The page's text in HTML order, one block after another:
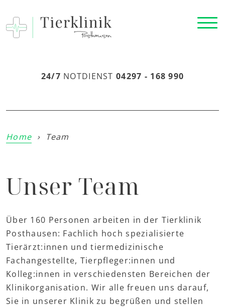
24/7 NOTDIENST 04297 - 168 990
Home › Team
Unser Team
Über 160 Personen arbeiten in der Tierklinik
Posthausen: Fachlich hoch spezialisierte
Tierärzt:innen und tiermedizinische
Fachangestellte, Tierpfleger:innen und
Kolleg:innen in verschiedensten Bereichen der
Klinikorganisation. Wir alle freuen uns darauf,
Sie in unserer Klinik zu begrüßen und stellen